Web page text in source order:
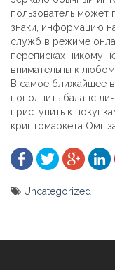
пользователь может
знаки, информацию
служб в режиме
переписках никому
внимательны к
В самое ближайшее
пополнить баланс
приступить к
криптомаркета Омг
Uncategorized